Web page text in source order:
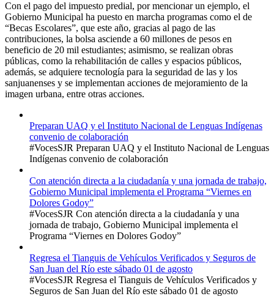
Con el pago del impuesto predial, por mencionar un ejemplo, el
Gobierno Municipal ha puesto en marcha programas como el de
“Becas Escolares”, que este año, gracias al pago de las
contribuciones, la bolsa asciende a 60 millones de pesos en
beneficio de 20 mil estudiantes; asimismo, se realizan obras
públicas, como la rehabilitación de calles y espacios públicos,
además, se adquiere tecnología para la seguridad de las y los
sanjuanenses y se implementan acciones de mejoramiento de la
imagen urbana, entre otras acciones.
Preparan UAQ y el Instituto Nacional de Lenguas Indígenas
convenio de colaboración
#VocesSJR Preparan UAQ y el Instituto Nacional de Lenguas
Indígenas convenio de colaboración
Con atención directa a la ciudadanía y una jornada de trabajo,
Gobierno Municipal implementa el Programa “Viernes en
Dolores Godoy”
#VocesSJR Con atención directa a la ciudadanía y una
jornada de trabajo, Gobierno Municipal implementa el
Programa “Viernes en Dolores Godoy”
Regresa el Tianguis de Vehículos Verificados y Seguros de
San Juan del Río este sábado 01 de agosto
#VocesSJR Regresa el Tianguis de Vehículos Verificados y
Seguros de San Juan del Río este sábado 01 de agosto